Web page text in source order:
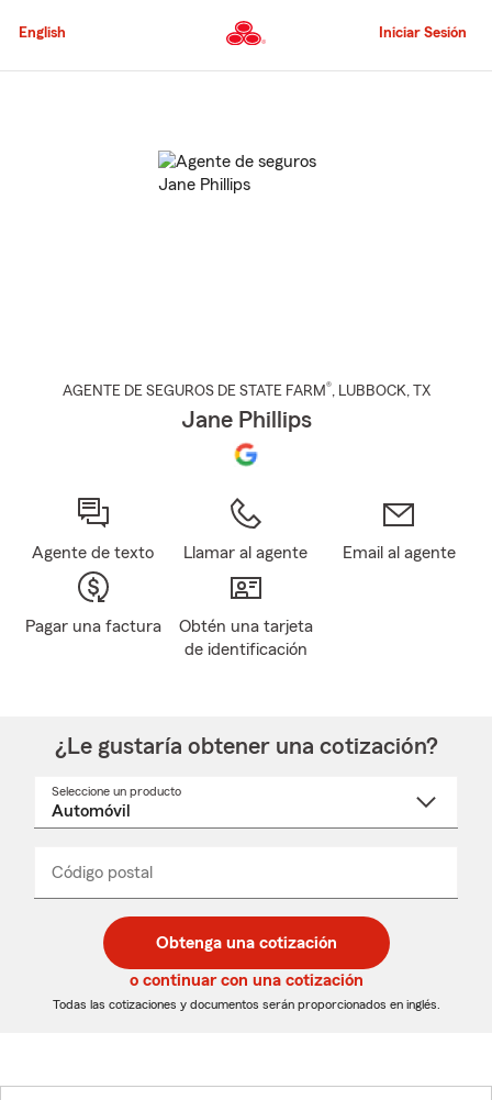
al
principal
English Iniciar Sesión
AGENTE DE SEGUROS DE STATE FARM®, LUBBOCK, TX
Jane Phillips
Agente de texto Llamar al agente Email al agente
Pagar una factura
Obtén una tarjeta
de identificación
¿Le gustaría obtener una cotización?
Seleccione un producto
desplegable
Código postal
de
5
dígitos
de
5
dígitos
_____
Obtenga una cotización
o continuar con una cotización
Todas las cotizaciones y documentos serán proporcionados en inglés.